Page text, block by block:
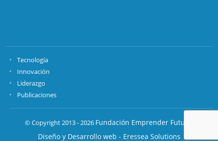
Tecnología
Innovación
Liderazgo
Publicaciones
© Copyright 2013 - 2026 Fundación Emprender Futuro.
Diseño y Desarrollo web - Eressea Solutions